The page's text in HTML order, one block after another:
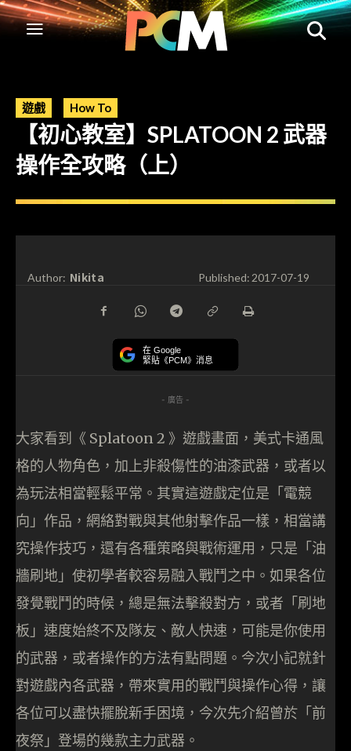
遊戲 How To
【初心教室】SPLATOON 2 武器
操作全攻略（上）
Author: Nikita Published:2017-07-19
在 Google
緊貼《PCM》消息
- 廣告 -
大家看到《 Splatoon 2 》遊戲畫面，美式卡通風
格的人物角色，加上非殺傷性的油漆武器，或者以
為玩法相當輕鬆平常。其實這遊戲定位是「電競
向」作品，網絡對戰與其他射擊作品一樣，相當講
究操作技巧，還有各種策略與戰術運用，只是「油
牆刷地」使初學者較容易融入戰鬥之中。如果各位
發覺戰鬥的時候，總是無法擊殺對方，或者「刷地
板」速度始終不及隊友、敵人快速，可能是你使用
的武器，或者操作的方法有點問題。今次小記就針
對遊戲內各武器，帶來實用的戰鬥與操作心得，讓
各位可以盡快擺脫新手困境，今次先介紹曾於「前
夜祭」登場的幾款主力武器。